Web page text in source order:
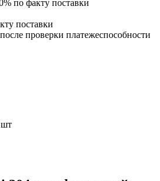
по факту поставки
поставки
проверки платежеспособности
шт